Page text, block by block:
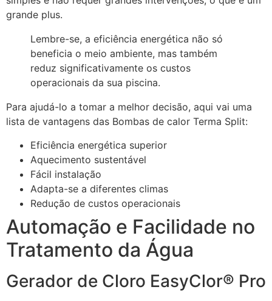
grande plus.
Lembre-se, a eficiência energética não só
beneficia o meio ambiente, mas também
reduz significativamente os custos
operacionais da sua piscina.
Para ajudá-lo a tomar a melhor decisão, aqui vai uma
lista de vantagens das Bombas de calor Terma Split:
Eficiência energética superior
Aquecimento sustentável
Fácil instalação
Adapta-se a diferentes climas
Redução de custos operacionais
Automação e Facilidade no
Tratamento da Água
Gerador de Cloro EasyClor® Pro